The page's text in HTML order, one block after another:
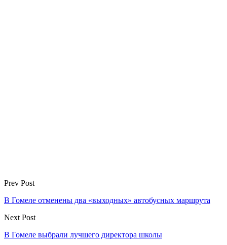
Prev Post
В Гомеле отменены два «выходных» автобусных маршрута
Next Post
В Гомеле выбрали лучшего директора школы